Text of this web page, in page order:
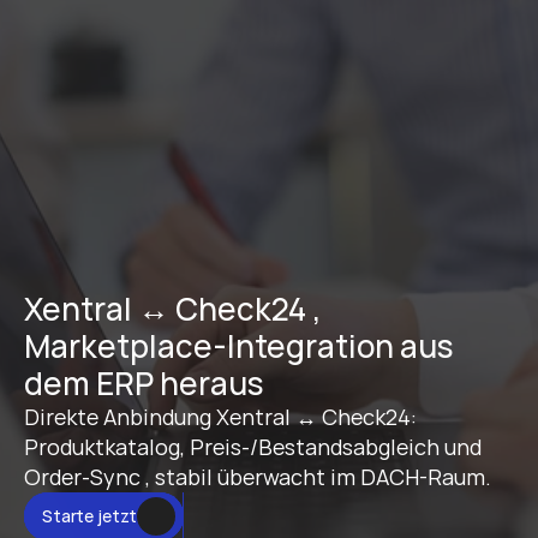
Xentral ↔ Check24 ,
Marketplace-Integration aus
dem ERP heraus
Direkte Anbindung Xentral ↔ Check24:
Produktkatalog, Preis-/Bestandsabgleich und
Order-Sync , stabil überwacht im DACH-Raum.
Starte jetzt